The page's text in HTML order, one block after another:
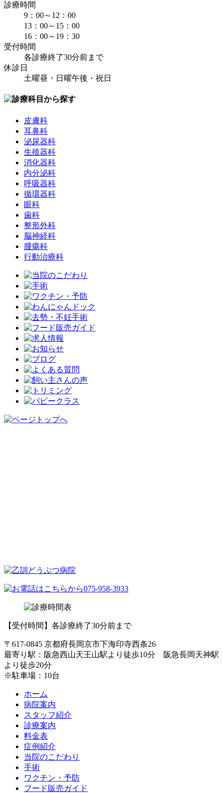
診療時間
9：00～12：00
13：00～15：00
16：00～19：30
受付時間
各診療終了30分前まで
休診日
土曜昼・日曜午後・祝日
皮膚科
耳鼻科
泌尿器科
生殖器科
消化器科
内分泌科
呼吸器科
循環器科
眼科
歯科
整形外科
脳神経科
腫瘍科
行動治療科
【受付時間】各診療終了30分前まで
〒617-0845 京都府長岡京市下海印寺西条26
最寄り駅：阪急西山天王山駅より徒歩10分 阪急長岡天神駅
より徒歩20分
※駐車場：10台
ホーム
病院案内
スタッフ紹介
診療案内
料金表
症例紹介
当院のこだわり
手術
ワクチン・予防
フード販売ガイド